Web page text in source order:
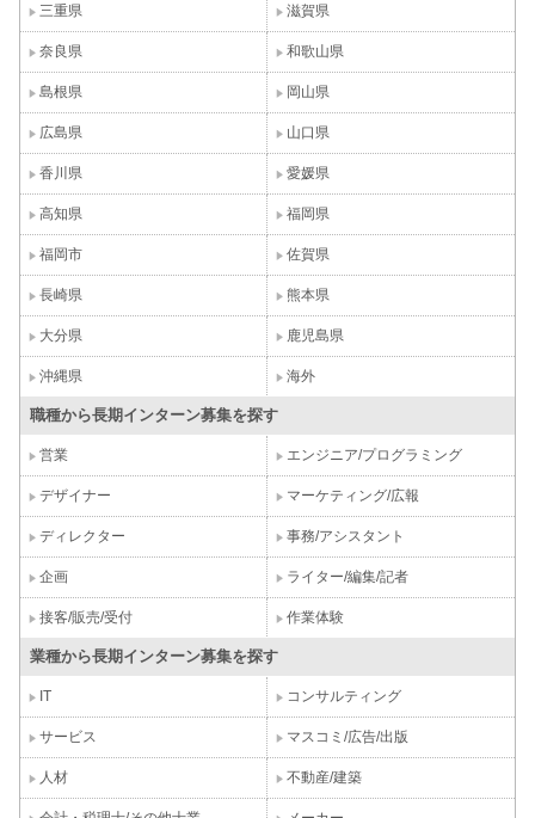
三重県 滋賀県
奈良県 和歌山県
島根県 岡山県
広島県 山口県
香川県 愛媛県
高知県 福岡県
福岡市 佐賀県
長崎県 熊本県
大分県 鹿児島県
沖縄県 海外
職種から長期インターン募集を探す
営業 エンジニア/プログラミング
デザイナー マーケティング/広報
ディレクター 事務/アシスタント
企画 ライター/編集/記者
接客/販売/受付 作業体験
業種から長期インターン募集を探す
IT コンサルティング
サービス マスコミ/広告/出版
人材 不動産/建築